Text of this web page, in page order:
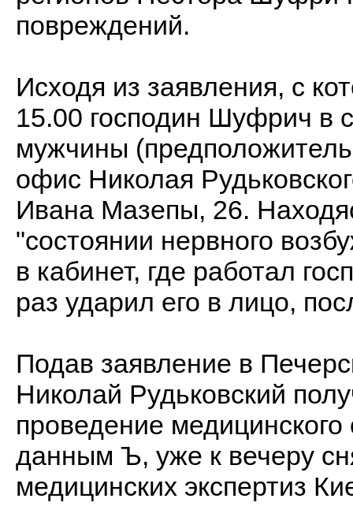
повреждений.
Исходя из заявления, с
15.00 господин Шуфрич в
мужчины
офис Николая
Ивана Мазепы, 26.
"состоянии нервного
в кабинет, где работал
раз ударил его в лицо,
Подав заявление в
Николай Рудьковский
проведение
данным Ъ, уже к вечеру
медицинских экспертиз